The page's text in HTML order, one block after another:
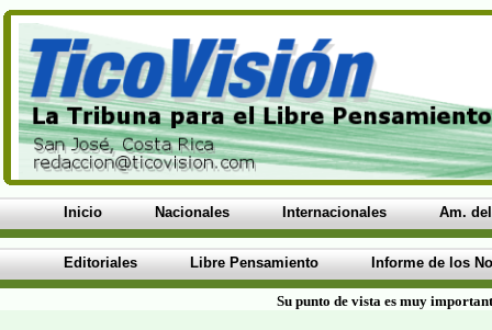
Inicio Nacionales Internacionales Am.
Editoriales Libre Pensamiento Informe de los
Su punto de vista es muy